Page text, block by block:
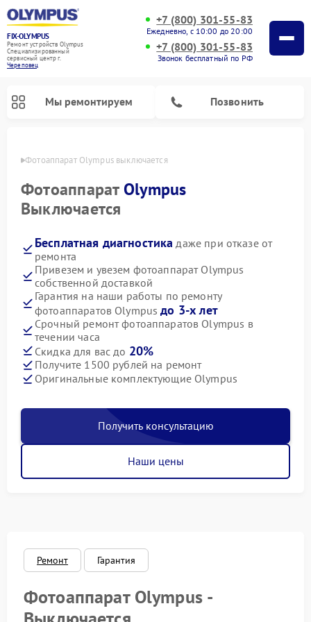
FIX-OLYMPUS
Ремонт устройств Olympus
Специализированный
cервисный центр г.
Череповец
+7 (800) 301-55-83
Ежедневно, с 10:00 до 20:00
+7 (800) 301-55-83
Звонок бесплатный по РФ
Мы ремонтируем Позвонить
Фотоаппарат Olympus выключается
Фотоаппарат Olympus
Выключается
Бесплатная диагностика даже при отказе от
ремонта
Привезем и увезем фотоаппарат Olympus
собственной доставкой
Гарантия на наши работы по ремонту
фотоаппаратов Olympusдо 3-х лет
Срочный ремонт фотоаппаратов Olympus в
течении часа
Скидка для вас до 20%
Получите 1500 рублей на ремонт
Оригинальные комплектующие Olympus
Получить консультацию
Наши цены
Ремонт Гарантия
Фотоаппарат Olympus -